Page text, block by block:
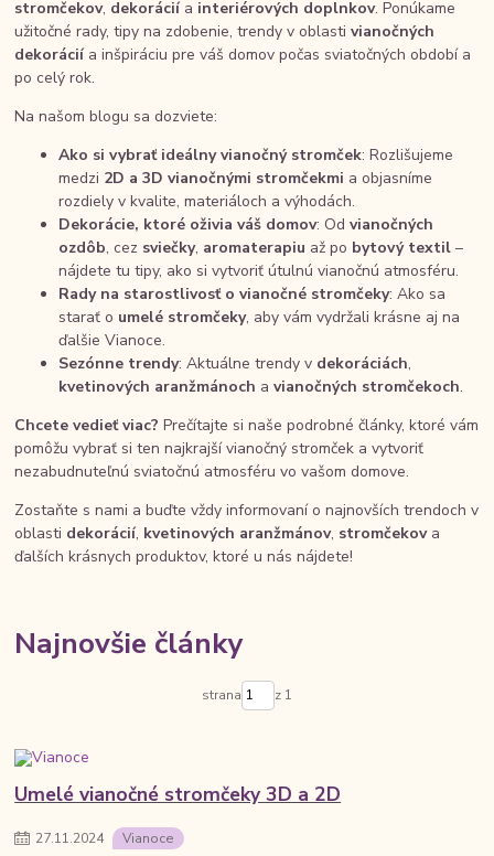
stromčekov, dekoráciía interiérových doplnkov. Ponúkame
užitočné rady, tipy na zdobenie, trendy v oblastivianočných
dekoráciía inšpiráciu pre váš domov počas sviatočných období a
po celý rok.
Na našom blogu sa dozviete:
Ako si vybrať ideálny vianočný stromček: Rozlišujeme
medzi 2D a 3D vianočnými stromčekmi a objasníme
rozdiely v kvalite, materiáloch a výhodách.
Dekorácie, ktoré oživia váš domov: Odvianočných
ozdôb, cez sviečky, aromaterapiu až po bytový textil –
nájdete tu tipy, ako si vytvoriť útulnú vianočnú atmosféru.
Rady na starostlivosť o vianočné stromčeky: Ako sa
starať o umelé stromčeky, aby vám vydržali krásne aj na
ďalšie Vianoce.
Sezónne trendy: Aktuálne trendy v dekoráciách,
kvetinových aranžmánoch avianočných stromčekoch.
Chcete vedieť viac? Prečítajte si naše podrobné články, ktoré vám
pomôžu vybrať si ten najkrajší vianočný stromček a vytvoriť
nezabudnuteľnú sviatočnú atmosféru vo vašom domove.
Zostaňte s nami a buďte vždy informovaní o najnovších trendoch v
oblasti dekorácií, kvetinových aranžmánov, stromčekova
ďalších krásnych produktov, ktoré u nás nájdete!
Najnovšie články
strana z 1
Umelé vianočné stromčeky 3D a 2D
27.11.2024 Vianoce